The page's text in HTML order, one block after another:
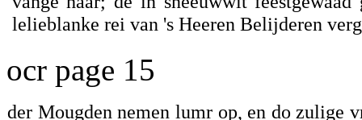
lelieblanke rei van 's Heeren Belijderen
ocr page 15
der Mougden nemen lumr op, en do zulige